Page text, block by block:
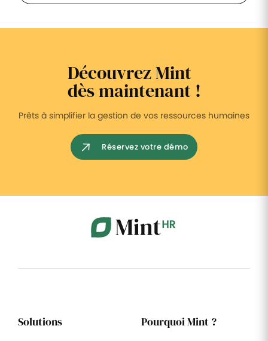
Découvrez Mint
dès maintenant !
Prêts à simplifier la gestion de vos ressources humaines
Réservez votre démo
Solutions Pourquoi Mint ?